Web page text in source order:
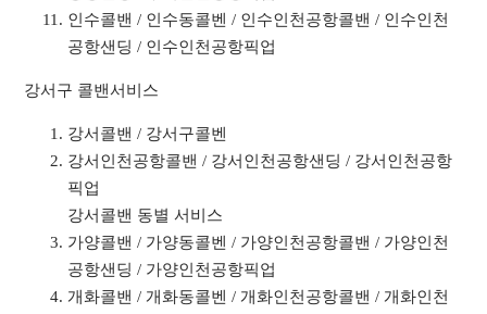
인수콜밴 / 인수동콜벤 / 인수인천공항콜밴 / 인수인천
공항샌딩 / 인수인천공항픽업
강서구 콜밴서비스
강서콜밴 / 강서구콜벤
강서인천공항콜밴 / 강서인천공항샌딩 / 강서인천공항
픽업
강서콜밴 동별 서비스
가양콜밴 / 가양동콜벤 / 가양인천공항콜밴 / 가양인천
공항샌딩 / 가양인천공항픽업
개화콜밴 / 개화동콜벤 / 개화인천공항콜밴 / 개화인천